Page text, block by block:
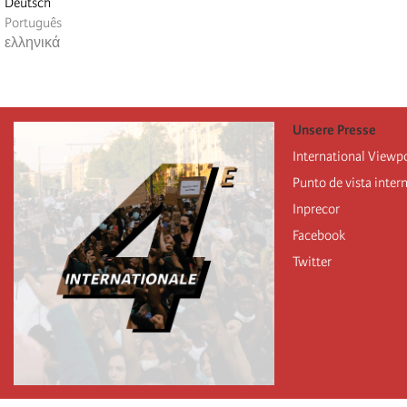
Português
ελληνικά
Unsere Presse
International
Punto de vista
Inprecor
Facebook
Twitter